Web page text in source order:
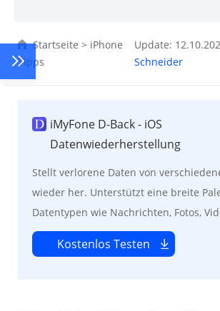
Startseite > iPhone
Tipps
Update:
Schneider
iMyFone D-Back - iOS
Datenwiederherstellung
Stellt verlorene Daten von
wieder her. Unterstützt eine breite
Datentypen wie Nachrichten, Fotos,
Kostenlos Testen